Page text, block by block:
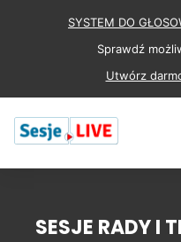
SYSTEM DO
Sprawdź
Utwórz
SESJE RADY I